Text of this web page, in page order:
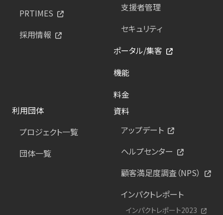
PRTIMES
採用情報
支援者管理
セキュリティ
ポータル/集客
機能
料金
利用団体
プロジェクト一覧
団体一覧
資料
アップデート
ヘルプセンター
顧客満足度調査（NPS）
インパクトレポート
インパクトレポート2023